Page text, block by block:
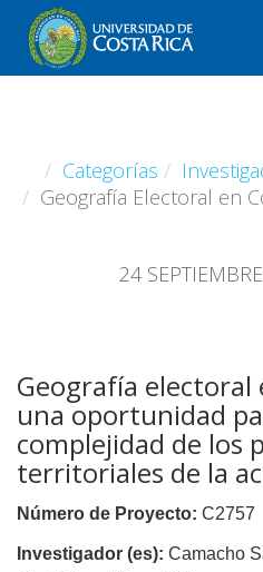
Categorías
Geografía Electoral en
24
Geografía electoral
una oportunidad
complejidad de los
territoriales de la
Número de Proyecto: C2757
Investigador (es): Camacho